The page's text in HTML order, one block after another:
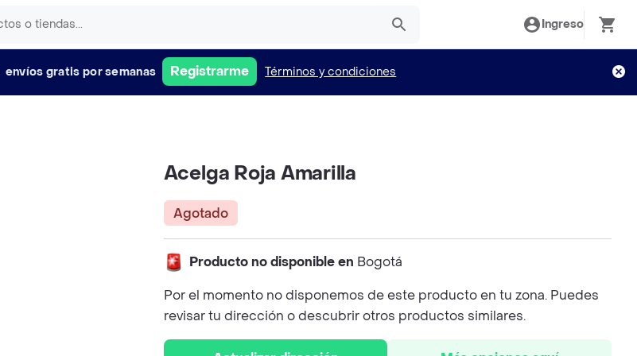
Ingreso
envíos gratis por semanas Registrarme Términos y condiciones
Acelga Roja Amarilla
Agotado
Producto no disponible en Bogotá
Por el momento no disponemos de este producto en tu zona. Puedes
revisar tu dirección o descubrir otros productos similares.